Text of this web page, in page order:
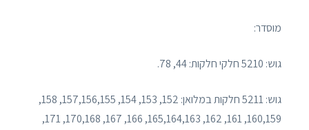
מוסדר:
גוש: 5210 חלקי חלקות: 44, 78.
גוש: 5211 חלקות במלואן: 152, 153, 154, 157,156,155, 158,
160,159, 161, 162, 165,164,163, 166, 167, 170,168, 171,